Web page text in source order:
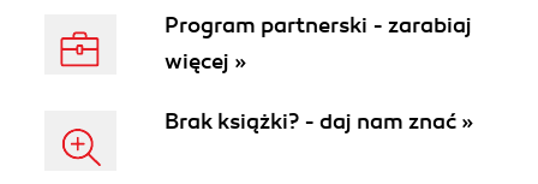
Program partnerski - zarabiaj
więcej »
Brak książki? - daj nam znać »